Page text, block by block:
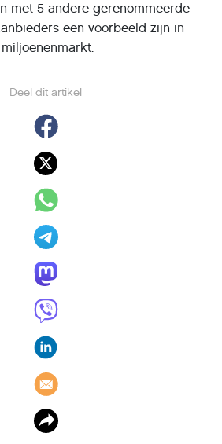
Deel dit artikel
met 5 andere gerenommeerde
een voorbeeld zijn in